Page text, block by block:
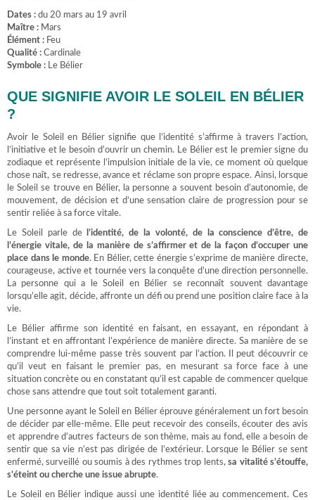
Dates : du 20 mars au 19 avril
Maître : Mars
Élément : Feu
Qualité : Cardinale
Symbole : Le Bélier
QUE SIGNIFIE AVOIR LE SOLEIL EN BÉLIER
?
Avoir le Soleil en Bélier signifie que l’identité s’affirme à travers l’action,
l’initiative et le besoin d’ouvrir un chemin. Le Bélier est le premier signe du
zodiaque et représente l’impulsion initiale de la vie, ce moment où quelque
chose naît, se redresse, avance et réclame son propre espace. Ainsi, lorsque
le Soleil se trouve en Bélier, la personne a souvent besoin d’autonomie, de
mouvement, de décision et d’une sensation claire de progression pour se
sentir reliée à sa force vitale.
Le Soleil parle de
l’identité, de la volonté, de la conscience d’être, de
l’énergie vitale, de la manière de s’affirmer et de la façon d’occuper une
place dans le monde. En Bélier, cette énergie s’exprime de manière directe,
courageuse, active et tournée vers la conquête d’une direction personnelle.
La personne qui a le Soleil en Bélier se reconnaît souvent davantage
lorsqu’elle agit, décide, affronte un défi ou prend une position claire face à la
vie.
Le Bélier affirme son identité en faisant, en essayant, en répondant à
l’instant et en affrontant l’expérience de manière directe. Sa manière de se
comprendre lui-même passe très souvent par l’action. Il peut découvrir ce
qu’il veut en faisant le premier pas, en mesurant sa force face à une
situation concrète ou en constatant qu’il est capable de commencer quelque
chose sans attendre que tout soit totalement garanti.
Une personne ayant le Soleil en Bélier éprouve généralement un fort besoin
de décider par elle-même. Elle peut recevoir des conseils, écouter des avis
et apprendre d’autres facteurs de son thème, mais au fond, elle a besoin de
sentir que sa vie n’est pas dirigée de l’extérieur. Lorsque le Bélier se sent
enfermé, surveillé ou soumis à des rythmes trop lents,sa vitalité s’étouffe,
s’éteint ou cherche une issue abrupte.
Le Soleil en Bélier indique aussi une identité liée au commencement. Ces